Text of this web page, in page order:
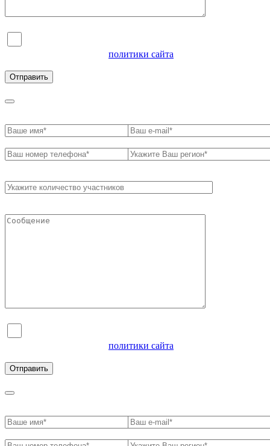
политики сайта
политики сайта